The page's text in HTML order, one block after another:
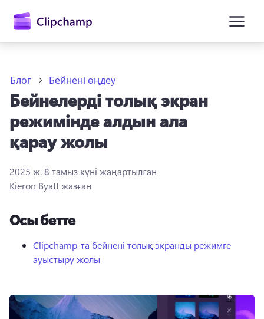
Жүйеге кіру
Блог Бейнені өңдеу
Бейнелерді толық экран
режимінде алдын ала
қарау жолы
2025 ж. 8 тамыз күні жаңартылған
Kieron Byattжазған
Осы бетте
Clipchamp-та бейнені толық экранды режимге
ауыстыру жолы